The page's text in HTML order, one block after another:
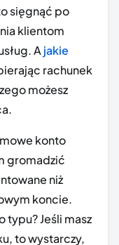
sięgnąć po
klientom
Ajakie
rachunek
możesz
konto
gromadzić
niż
koncie.
typu? Jeśli masz
to wystarczy,